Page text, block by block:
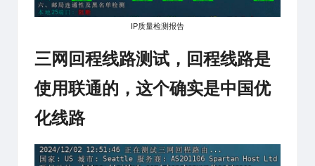
IP质量检测报告
三网回程线路测试，回程线路是
使用联通的，这个确实是中国优
化线路